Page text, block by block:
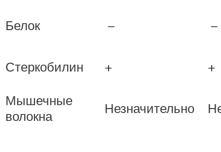
Белок – –
Стеркобилин + +
Мышечные
волокна
Незначительно